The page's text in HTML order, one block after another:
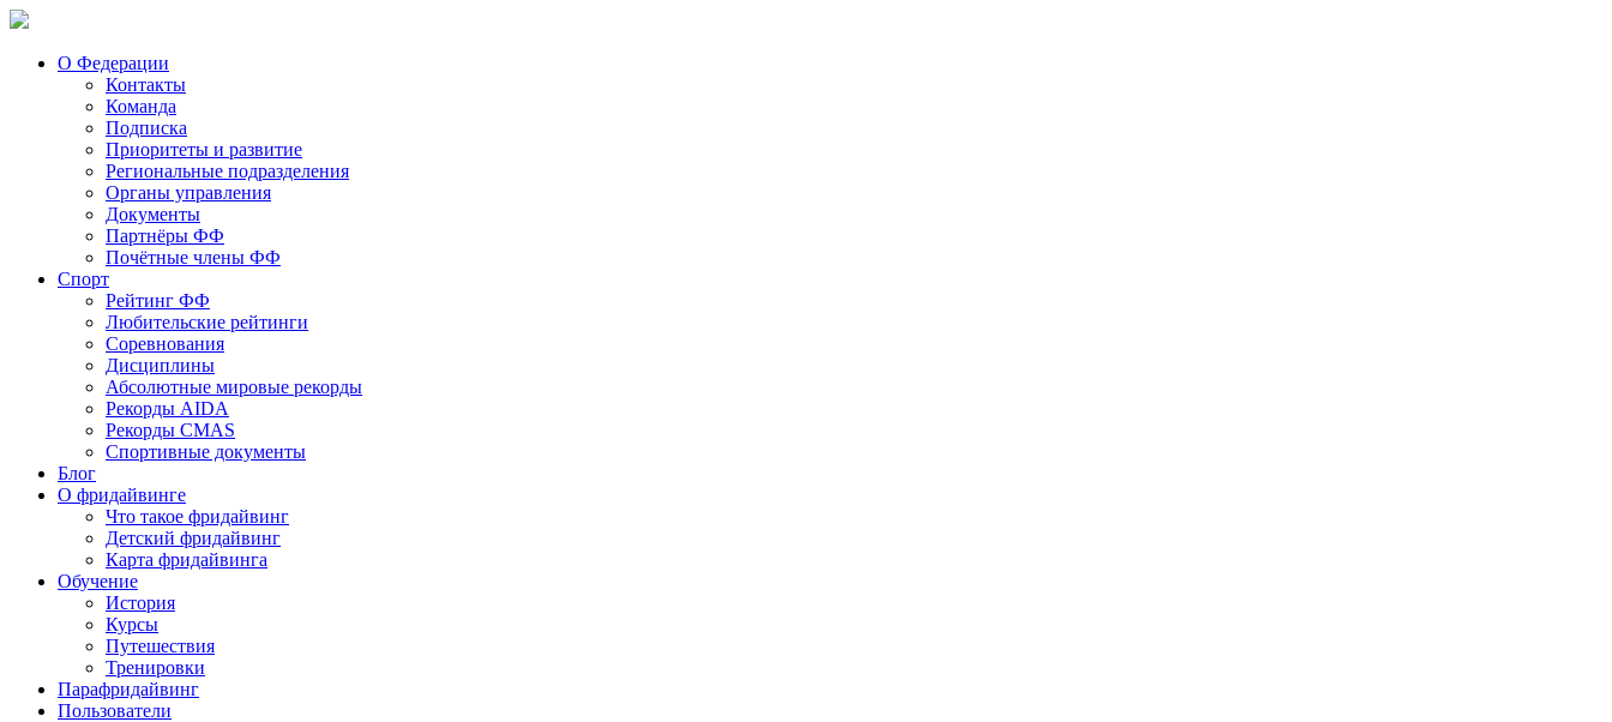
О Федерации
Контакты
Команда
Подписка
Приоритеты и развитие
Региональные подразделения
Органы управления
Документы
Партнёры ФФ
Почётные члены ФФ
Спорт
Рейтинг ФФ
Любительские рейтинги
Соревнования
Дисциплины
Абсолютные мировые рекорды
Рекорды AIDA
Рекорды CMAS
Спортивные документы
Блог
О фридайвинге
Что такое фридайвинг
Детский фридайвинг
Карта фридайвинга
Обучение
История
Курсы
Путешествия
Тренировки
Парафридайвинг
Пользователи